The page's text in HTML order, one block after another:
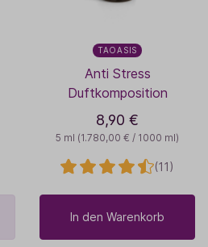
TAOASIS
Anti Stress
Duftkomposition
5 ml (1.780,00 € / 1000 ml)
8,90 €
(11)
In den Warenkorb